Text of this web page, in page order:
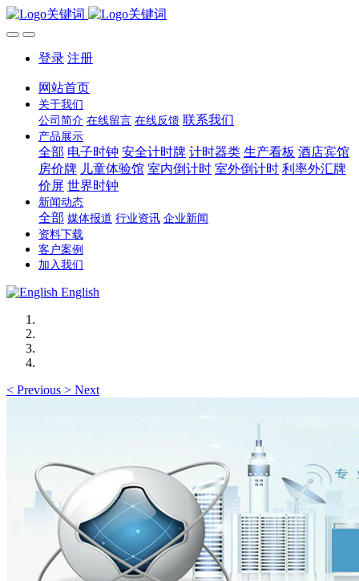
登录 注册
网站首页
关于我们
公司简介 在线留言 在线反馈 联系我们
产品展示
全部 电子时钟 安全计时牌 计时器类 生产看板 酒店宾馆
房价牌 儿童体验馆 室内倒计时 室外倒计时 利率外汇牌
价屏 世界时钟
新闻动态
全部 媒体报道 行业资讯 企业新闻
资料下载
客户案例
加入我们
English
< Previous > Next